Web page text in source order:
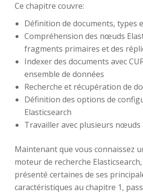
Ce chapitre couvre:
Définition de documents, types
Compréhension des nœuds
fragments primaires et des
Indexer des documents avec
ensemble de données
Recherche et récupération de
Définition des options de
Elasticsearch
Travailler avec plusieurs nœuds
Maintenant que vous connaissez
moteur de recherche
présenté certaines de ses
caractéristiques au chapitre 1,